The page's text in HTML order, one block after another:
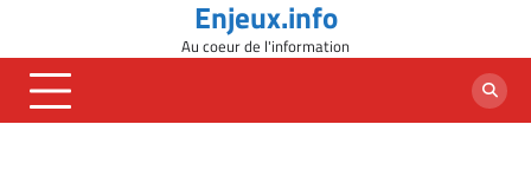
content
Enjeux.info
Au coeur de l'information